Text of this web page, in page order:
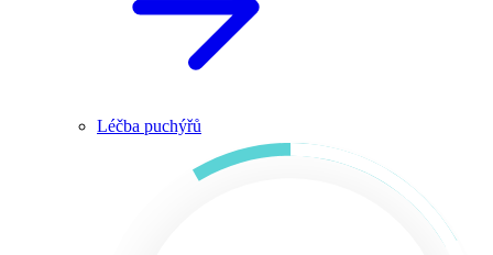
Léčba puchýřů